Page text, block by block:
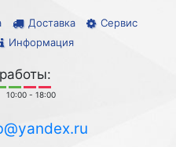
Доставка
Сервис
Информация
10:00 - 18:00